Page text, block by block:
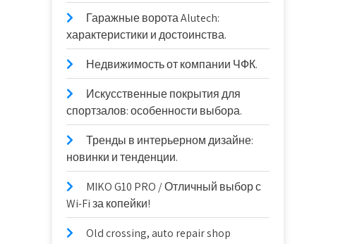
Гаражные ворота Alutech:
характеристики и достоинства.
Недвижимость от компании ЧФК.
Искусственные покрытия для
спортзалов: особенности выбора.
Тренды в интерьерном дизайне:
новинки и тенденции.
MIKO G10 PRO / Отличный выбор с
Wi-Fi за копейки!
Old crossing, auto repair shop